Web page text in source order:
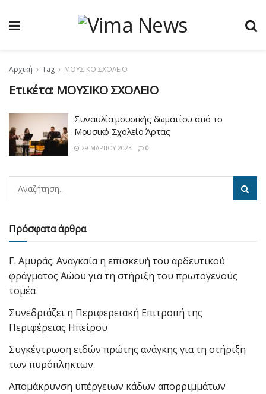
Αρχική Tag ΜΟΥΣΙΚΟ ΣΧΟΛΕΙΟ
Ετικέτα: ΜΟΥΣΙΚΟ ΣΧΟΛΕΙΟ
Συναυλία μουσικής δωματίου από το
Μουσικό Σχολείο Άρτας
29 ΜΑΡΤΊΟΥ 2023 0
Πρόσφατα άρθρα
Γ. Αμυράς: Αναγκαία η επισκευή του αρδευτικού
φράγματος Αώου για τη στήριξη του πρωτογενούς
τομέα
Συνεδριάζει η Περιφερειακή Επιτροπή της
Περιφέρειας Ηπείρου
Συγκέντρωση ειδών πρώτης ανάγκης για τη στήριξη
των πυρόπληκτων
Απομάκρυνση υπέργειων κάδων απορριμμάτων